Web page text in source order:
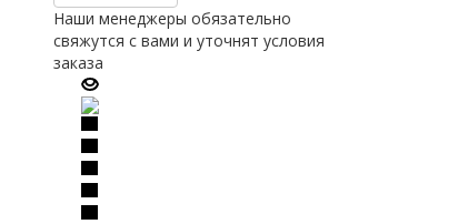
Наши менеджеры обязательно
свяжутся с вами и уточнят условия
заказа